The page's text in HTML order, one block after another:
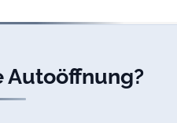
Autoöffnung?